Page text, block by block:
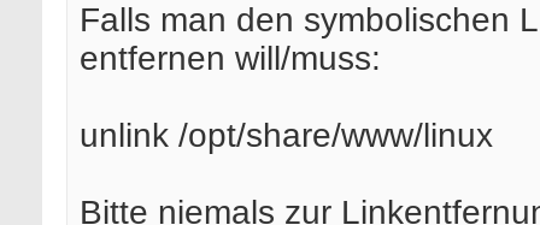
Falls man den symbolischen
entfernen will/muss:
unlink /opt/share/www/linux
Bitte niemals zur